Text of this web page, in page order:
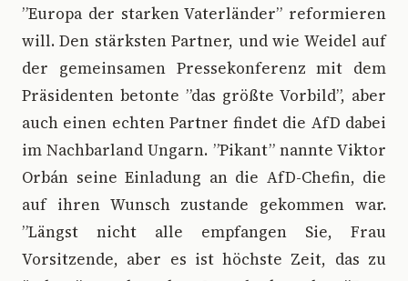
”Europa der starken Vaterländer” reformieren
will. Den stärksten Partner, und wie Weidel auf
der gemeinsamen Pressekonferenz mit dem
Präsidenten betonte ”das größte Vorbild”, aber
auch einen echten Partner findet die AfD dabei
im Nachbarland Ungarn. ”Pikant” nannte Viktor
Orbán seine Einladung an die AfD-Chefin, die
auf ihren Wunsch zustande gekommen war.
”Längst nicht alle empfangen Sie, Frau
Vorsitzende, aber es ist höchste Zeit, das zu